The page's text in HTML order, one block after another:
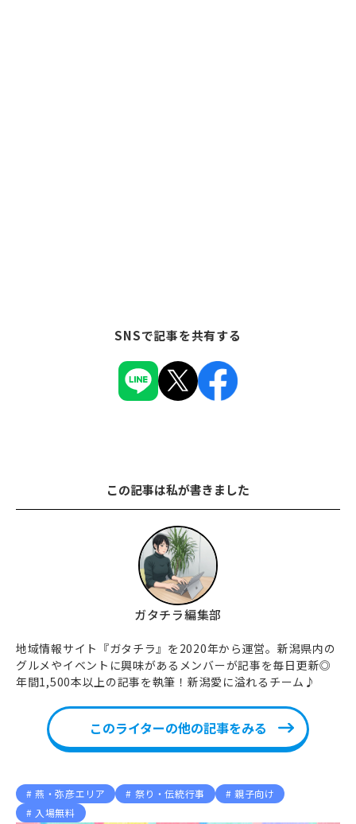
SNSで記事を共有する
この記事は私が書きました
ガタチラ編集部
地域情報サイト『ガタチラ』を2020年から運営。新潟県内の
グルメやイベントに興味があるメンバーが記事を毎日更新◎
年間1,500本以上の記事を執筆！新潟愛に溢れるチーム♪
このライターの他の記事をみる
燕・弥彦エリア 祭り・伝統行事
親子向け
入場無料